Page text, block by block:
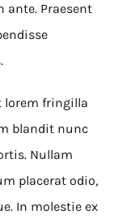
Praesent
lorem fringilla
blandit nunc
Nullam
placerat odio,
In molestie ex